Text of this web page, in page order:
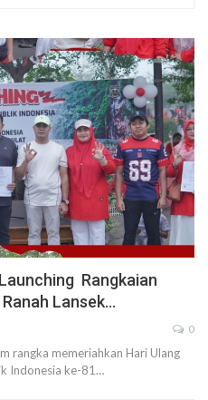
Rangkaian
Lansek…
0
rangka memeriahkan Hari Ulang
Indonesia ke-81…